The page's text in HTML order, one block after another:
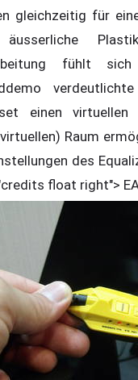
gleichzeitig für
fühlt
einen
Raum
des
float right">